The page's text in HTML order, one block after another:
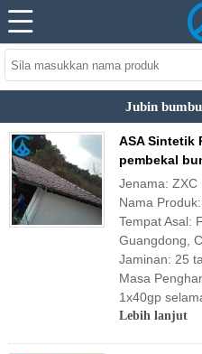
Jubin
ASA Sintetik
pembekal
Jenama: ZXC
Nama
Tempat Asal:
Guangdong,
Jaminan: 25
Masa
1x40gp
Lebih lanjut